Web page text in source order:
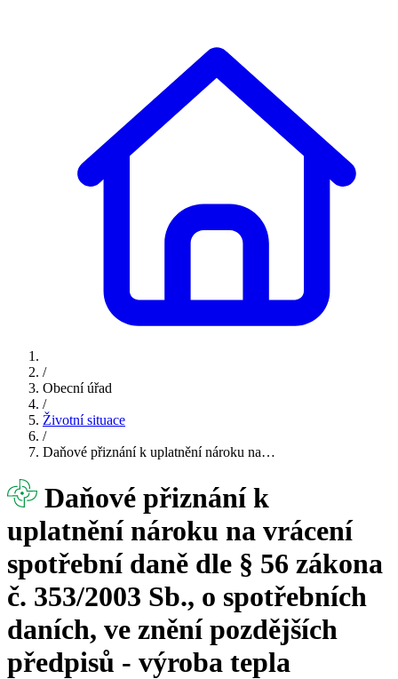
/
Obecní úřad
/
Životní situace
/
Daňové přiznání k uplatnění nároku na…
Daňové přiznání k
uplatnění nároku na vrácení
spotřební daně dle § 56 zákona
č. 353/2003 Sb., o spotřebních
daních, ve znění pozdějších
předpisů - výroba tepla